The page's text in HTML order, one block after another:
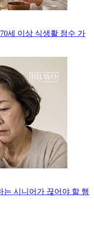
세 이상 식생활 점수 가
는 시니어가 끊어야 할 행